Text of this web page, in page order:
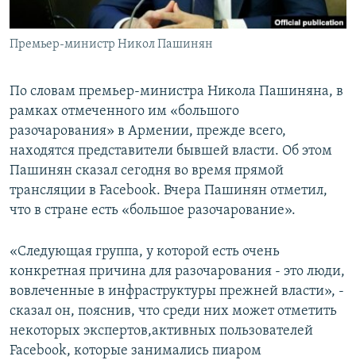
Русский
Все сайты Радио Азатутюн
Премьер-министр Никол Пашинян
По словам премьер-министра Никола Пашиняна, в
рамках отмеченного им «большого
разочарования» в Армении, прежде всего,
находятся представители бывшей власти. Об этом
Пашинян сказал сегодня во время прямой
трансляции в Facebook. Вчера Пашинян отметил,
что в стране есть «большое разочарование».
«Следующая группа, у которой есть очень
конкретная причина для разочарования - это люди,
вовлеченные в инфраструктуры прежней власти», -
сказал он, пояснив, что среди них может отметить
некоторых экспертов,активных пользователей
Facebook, которые занимались пиаром